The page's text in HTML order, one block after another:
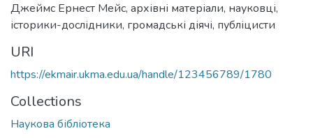
Джеймс Ернест Мейс, архівні матеріали, науковці,
історики-дослідники, громадські діячі, публіцисти
URI
https://ekmair.ukma.edu.ua/handle/123456789/1780
Collections
Наукова бібліотека